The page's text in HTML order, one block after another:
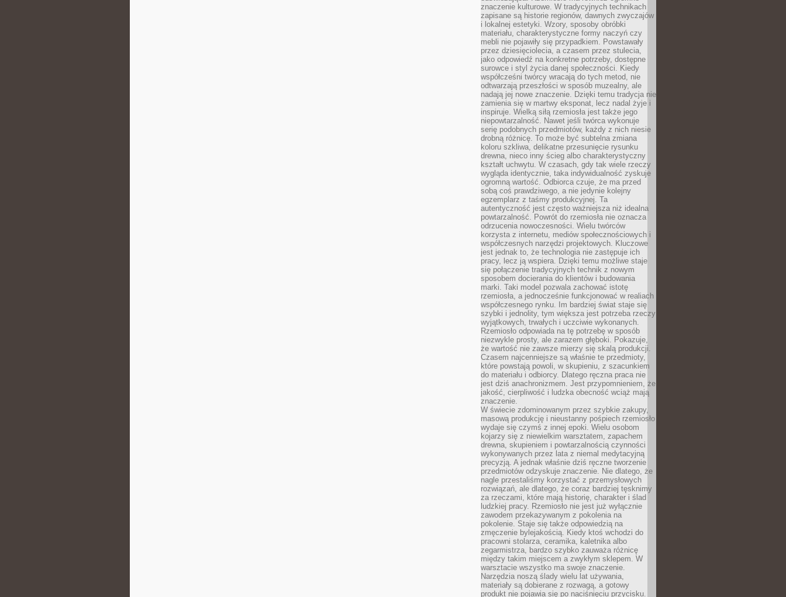
znaczenie kulturowe. W tradycyjnych technikach
zapisane są historie regionów, dawnych zwyczajów
i lokalnej estetyki. Wzory, sposoby obróbki
materiału, charakterystyczne formy naczyń czy
mebli nie pojawiły się przypadkiem. Powstawały
przez dziesięciolecia, a czasem przez stulecia,
jako odpowiedź na konkretne potrzeby, dostępne
surowce i styl życia danej społeczności. Kiedy
współcześni twórcy wracają do tych metod, nie
odtwarzają przeszłości w sposób muzealny, ale
nadają jej nowe znaczenie. Dzięki temu tradycja nie
zamienia się w martwy eksponat, lecz nadal żyje i
inspiruje. Wielką siłą rzemiosła jest także jego
niepowtarzalność. Nawet jeśli twórca wykonuje
serię podobnych przedmiotów, każdy z nich niesie
drobną różnicę. To może być subtelna zmiana
koloru szkliwa, delikatne przesunięcie rysunku
drewna, nieco inny ścieg albo charakterystyczny
kształt uchwytu. W czasach, gdy tak wiele rzeczy
wygląda identycznie, taka indywidualność zyskuje
ogromną wartość. Odbiorca czuje, że ma przed
sobą coś prawdziwego, a nie jedynie kolejny
egzemplarz z taśmy produkcyjnej. Ta
autentyczność jest często ważniejsza niż idealna
powtarzalność. Powrót do rzemiosła nie oznacza
odrzucenia nowoczesności. Wielu twórców
korzysta z internetu, mediów społecznościowych i
współczesnych narzędzi projektowych. Kluczowe
jest jednak to, że technologia nie zastępuje ich
pracy, lecz ją wspiera. Dzięki temu możliwe staje
się połączenie tradycyjnych technik z nowym
sposobem docierania do klientów i budowania
marki. Taki model pozwala zachować istotę
rzemiosła, a jednocześnie funkcjonować w realiach
współczesnego rynku. Im bardziej świat staje się
szybki i jednolity, tym większa jest potrzeba rzeczy
wyjątkowych, trwałych i uczciwie wykonanych.
Rzemiosło odpowiada na tę potrzebę w sposób
niezwykle prosty, ale zarazem głęboki. Pokazuje,
że wartość nie zawsze mierzy się skalą produkcji.
Czasem najcenniejsze są właśnie te przedmioty,
które powstają powoli, w skupieniu, z szacunkiem
do materiału i odbiorcy. Dlatego ręczna praca nie
jest dziś anachronizmem. Jest przypomnieniem, że
jakość, cierpliwość i ludzka obecność wciąż mają
znaczenie.
W świecie zdominowanym przez szybkie zakupy,
masową produkcję i nieustanny pośpiech rzemiosło
wydaje się czymś z innej epoki. Wielu osobom
kojarzy się z niewielkim warsztatem, zapachem
drewna, skupieniem i powtarzalnością czynności
wykonywanych przez lata z niemal medytacyjną
precyzją. A jednak właśnie dziś ręczne tworzenie
przedmiotów odzyskuje znaczenie. Nie dlatego, że
nagle przestaliśmy korzystać z przemysłowych
rozwiązań, ale dlatego, że coraz bardziej tęsknimy
za rzeczami, które mają historię, charakter i ślad
ludzkiej pracy. Rzemiosło nie jest już wyłącznie
zawodem przekazywanym z pokolenia na
pokolenie. Staje się także odpowiedzią na
zmęczenie bylejakością. Kiedy ktoś wchodzi do
pracowni stolarza, ceramika, kaletnika albo
zegarmistrza, bardzo szybko zauważa różnicę
między takim miejscem a zwykłym sklepem. W
warsztacie wszystko ma swoje znaczenie.
Narzędzia noszą ślady wielu lat używania,
materiały są dobierane z rozwagą, a gotowy
produkt nie pojawia się po naciśnięciu przycisku.